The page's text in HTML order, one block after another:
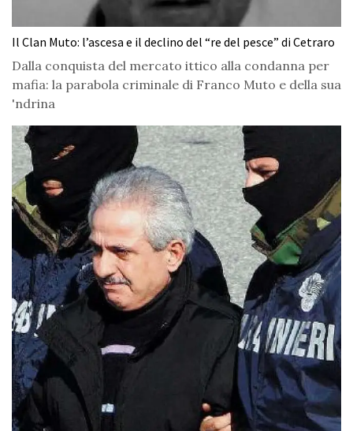
Il Clan Muto: l’ascesa e il declino del “re del pesce” di Cetraro
Dalla conquista del mercato ittico alla condanna per
mafia: la parabola criminale di Franco Muto e della sua
'ndrina